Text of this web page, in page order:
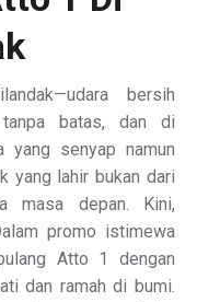
bersih
batas, dan di
yang senyap namun
yang lahir bukan dari
masa depan. Kini,
promo istimewa
Atto 1 dengan
dan ramah di bumi.